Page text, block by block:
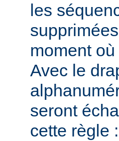
les
moment
Avec le
seront
cette règle :